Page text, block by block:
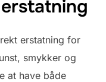
erstatning for
smykker og
at have både